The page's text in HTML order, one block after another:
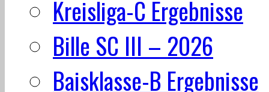
Kreisliga-C Ergebnisse
Bille SC III – 2026
Baisklasse-B Ergebnisse